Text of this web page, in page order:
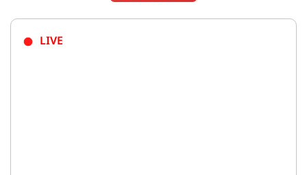
LIVE